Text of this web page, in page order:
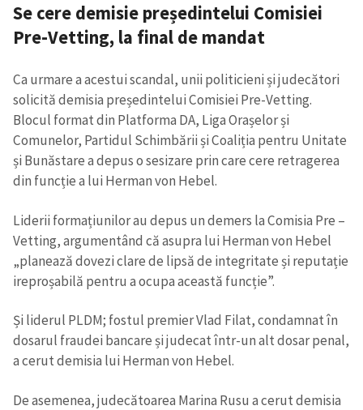
SUSȚINE
Se cere demisie președintelui Comisiei
Pre-Vetting, la final de mandat
Ca urmare a acestui scandal, unii politicieni și judecători
solicită demisia președintelui Comisiei Pre-Vetting.
Blocul format din Platforma DA, Liga Orașelor și
Comunelor, Partidul Schimbării și Coaliția pentru Unitate
și Bunăstare a depus o sesizare prin care cere retragerea
din funcție a lui Herman von Hebel.
Liderii formațiunilor au depus un demers la Comisia Pre –
Vetting, argumentând că asupra lui Herman von Hebel
„planează dovezi clare de lipsă de integritate și reputație
ireproșabilă pentru a ocupa această funcție”.
Și liderul PLDM; fostul premier Vlad Filat, condamnat în
dosarul fraudei bancare și judecat într-un alt dosar penal,
a cerut demisia lui Herman von Hebel.
De asemenea, judecătoarea Marina Rusu a cerut demisia